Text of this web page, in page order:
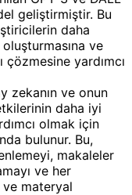
geliştirmiştir. Bu
daha
ve
yardımcı
zekanın ve onun
daha iyi
olmak için
bulunur. Bu,
makaleler
ve her
materyal